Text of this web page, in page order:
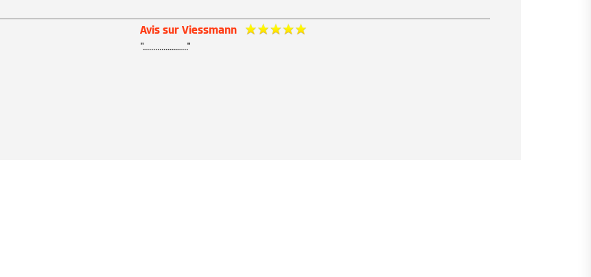
Avis sur Viessmann
"......................"